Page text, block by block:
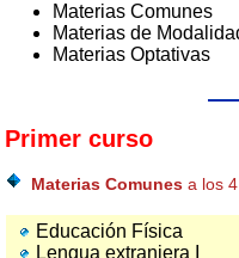
Materias Comunes
Materias de
Materias Optativas
Primer curso
Materias Comunesa los
Educación Física
Lengua extranjera I